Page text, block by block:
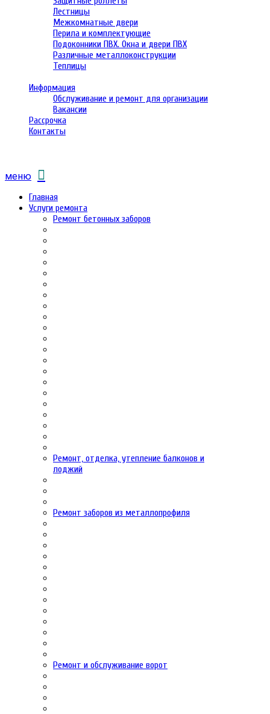
Лестницы
Межкомнатные двери
Перила и комплектующие
Подоконники ПВХ. Окна и двери ПВХ
Различные металлоконструкции
Теплицы
Информация
Обслуживание и ремонт для организации
Вакансии
Рассрочка
Контакты
меню
Главная
Услуги ремонта
Ремонт бетонных заборов
Ремонт, отделка, утепление балконов и
лоджий
Ремонт заборов из металлопрофиля
Ремонт и обслуживание ворот